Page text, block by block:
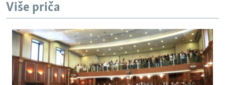
Više priča